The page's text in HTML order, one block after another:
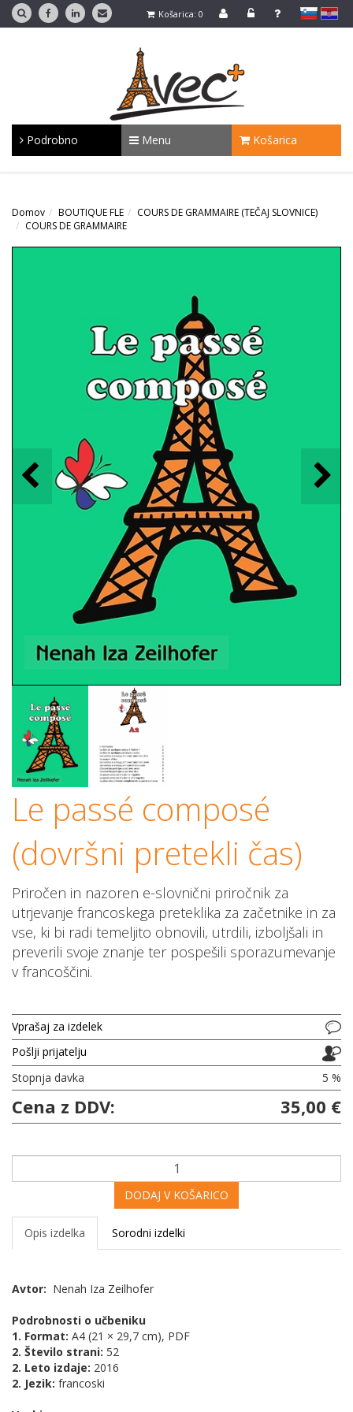
slovenskoHrvaško
Košarica: 0
Podrobno Menu Košarica
Domov BOUTIQUE FLE
COURS DE GRAMMAIRE (TEČAJ SLOVNICE)
COURS DE GRAMMAIRE
Le passé composé
(dovršni pretekli čas)
Priročen in nazoren e-slovnični priročnik za
utrjevanje francoskega preteklika za začetnike in za
vse, ki bi radi temeljito obnovili, utrdili, izboljšali in
preverili svoje znanje ter pospešili sporazumevanje
v francoščini.
Vprašaj za izdelek
Pošlji prijatelju
Stopnja davka
5 %
Cena z DDV: 35,00 €
DODAJ V KOŠARICO
Opis izdelka Sorodni izdelki
Avtor: Nenah Iza Zeilhofer
Podrobnosti o učbeniku
1. Format: A4 (21 × 29,7 cm), PDF
2. Število strani: 52
2. Leto izdaje: 2016
2. Jezik: francoski